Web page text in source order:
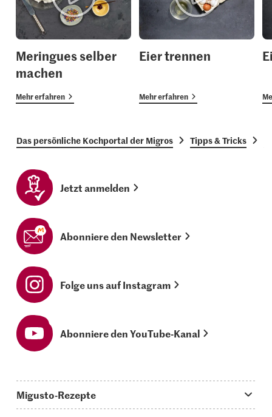
Meringues selber
machen
Mehr erfahren
Eier trennen
Mehr erfahren
Das persönliche Kochportal der Migros Tipps & Tricks
Jetzt anmelden
Abonniere den Newsletter
Folge uns auf Instagram
Abonniere den YouTube-Kanal
Migusto-Rezepte